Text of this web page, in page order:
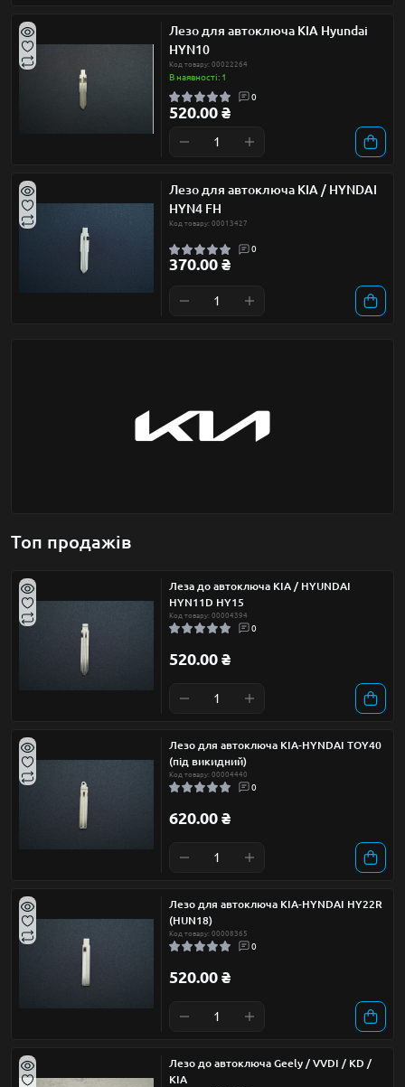
Лезо для автоключа KIA Hyundai
HYN10
Код товару: 00022264
В наявності: 1
0
520.00 ₴
Лезо для автоключа KIA / HYNDAI
HYN4 FH
Код товару: 00013427
0
370.00 ₴
Топ продажів
Леза до автоключа KIA / HYUNDAI
HYN11D HY15
Код товару: 00004394
0
520.00 ₴
Лезо для автоключа KIA-HYNDAI TOY40
(під викидний)
Код товару: 00004440
0
620.00 ₴
Лезо для автоключа KIA-HYNDAI HY22R
(HUN18)
Код товару: 00008365
0
520.00 ₴
Лезо до автоключа Geely / VVDI / KD /
KIA